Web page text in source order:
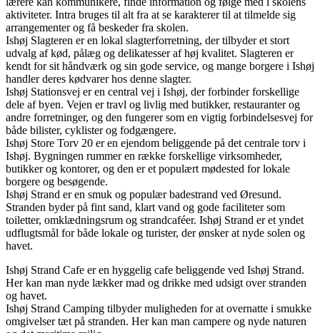
aktiviteter. Intra bruges til alt fra at se karakterer til at tilmelde sig
arrangementer og få beskeder fra skolen.
Ishøj Slagteren er en lokal slagterforretning, der tilbyder et stort
udvalg af kød, pålæg og delikatesser af høj kvalitet. Slagteren er
kendt for sit håndværk og sin gode service, og mange borgere i Ishøj
handler deres kødvarer hos denne slagter.
Ishøj Stationsvej er en central vej i Ishøj, der forbinder forskellige
dele af byen. Vejen er travl og livlig med butikker, restauranter og
andre forretninger, og den fungerer som en vigtig forbindelsesvej for
både bilister, cyklister og fodgængere.
Ishøj Store Torv 20 er en ejendom beliggende på det centrale torv i
Ishøj. Bygningen rummer en række forskellige virksomheder,
butikker og kontorer, og den er et populært mødested for lokale
borgere og besøgende.
Ishøj Strand er en smuk og populær badestrand ved Øresund.
Stranden byder på fint sand, klart vand og gode faciliteter som
toiletter, omklædningsrum og strandcaféer. Ishøj Strand er et yndet
udflugtsmål for både lokale og turister, der ønsker at nyde solen og
havet.
Ishøj Strand Cafe er en hyggelig cafe beliggende ved Ishøj Strand.
Her kan man nyde lækker mad og drikke med udsigt over stranden
og havet.
Ishøj Strand Camping tilbyder muligheden for at overnatte i smukke
omgivelser tæt på stranden. Her kan man campere og nyde naturen